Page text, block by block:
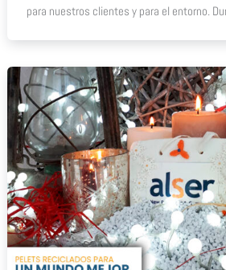
para nuestros clientes y para el entorno.